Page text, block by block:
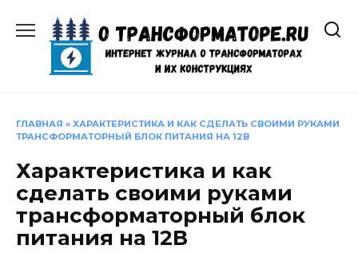
содержанию
ГЛАВНАЯ » ХАРАКТЕРИСТИКА И КАК СДЕЛАТЬ СВОИМИ РУКАМИ
ТРАНСФОРМАТОРНЫЙ БЛОК ПИТАНИЯ НА 12В
Характеристика и как
сделать своими руками
трансформаторный блок
питания на 12В